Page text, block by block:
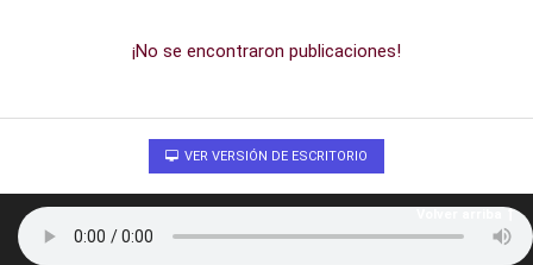
¡No se encontraron publicaciones!
VER VERSIÓN DE ESCRITORIO